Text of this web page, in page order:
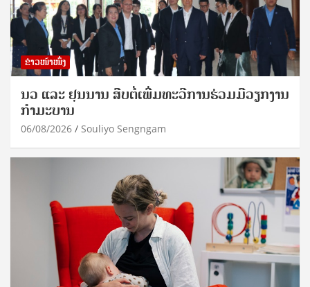
ຂ່າວໜ້າໜຶ່ງ
ນວ ແລະ ຢຸນນານ ສືບຕໍ່ເພີ່ມທະວີການຮ່ວມມືວຽກງານ
ກຳມະບານ
06/08/2026 Souliyo Sengngam